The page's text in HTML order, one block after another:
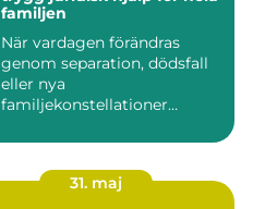
familjen
När vardagen förändras
genom separation, dödsfall
eller nya
familjekonstellationer
31. maj